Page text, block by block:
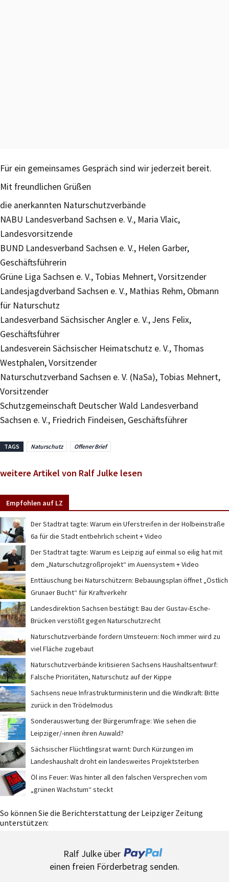
Für ein gemeinsames Gespräch sind wir jederzeit bereit.
Mit freundlichen Grüßen
die anerkannten Naturschutzverbände
NABU Landesverband Sachsen e. V., Maria Vlaic,
Landesvorsitzende
BUND Landesverband Sachsen e. V., Helen Garber,
Geschäftsführerin
Grüne Liga Sachsen e. V., Tobias Mehnert, Vorsitzender
Landesjagdverband Sachsen e. V., Mathias Rehm, Obmann
für Naturschutz
Landesverband Sächsischer Angler e. V., Jens Felix,
Geschäftsführer
Landesverein Sächsischer Heimatschutz e. V., Thomas
Westphalen, Vorsitzender
Naturschutzverband Sachsen e. V. (NaSa), Tobias Mehnert,
Vorsitzender
Schutzgemeinschaft Deutscher Wald Landesverband
Sachsen e. V., Friedrich Findeisen, Geschäftsführer
TAGS Naturschutz Offener Brief
weitere Artikel von Ralf Julke lesen
Empfohlen auf LZ
Der Stadtrat tagte: Warum ein Uferstreifen in der Holbeinstraße
6a für die Stadt entbehrlich scheint + Video
Der Stadtrat tagte: Warum es Leipzig auf einmal so eilig hat mit
dem „Naturschutzgroßprojekt“ im Auensystem + Video
Enttäuschung bei Naturschützern: Bebauungsplan öffnet „Östlich
Grunaer Bucht“ für Kraftverkehr
Landesdirektion Sachsen bestätigt: Bau der Gustav-Esche-
Brücken verstößt gegen Naturschutzrecht
Naturschutzverbände fordern Umsteuern: Noch immer wird zu
viel Fläche zugebaut
Naturschutzverbände kritisieren Sachsens Haushaltsentwurf:
Falsche Prioritäten, Naturschutz auf der Kippe
Sachsens neue Infrastrukturministerin und die Windkraft: Bitte
zurück in den Trödelmodus
Sonderauswertung der Bürgerumfrage: Wie sehen die
Leipziger/-innen ihren Auwald?
Sächsischer Flüchtlingsrat warnt: Durch Kürzungen im
Landeshaushalt droht ein landesweites Projektsterben
Öl ins Feuer: Was hinter all den falschen Versprechen vom
„grünen Wachstum“ steckt
So können Sie die Berichterstattung der Leipziger Zeitung
unterstützen:
Ralf Julke über
einen freien Förderbetrag senden.